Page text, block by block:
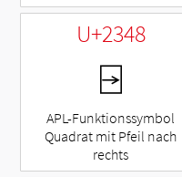
U+2348
⍈
APL-Funktionssymbol
Quadrat mit Pfeil nach
rechts